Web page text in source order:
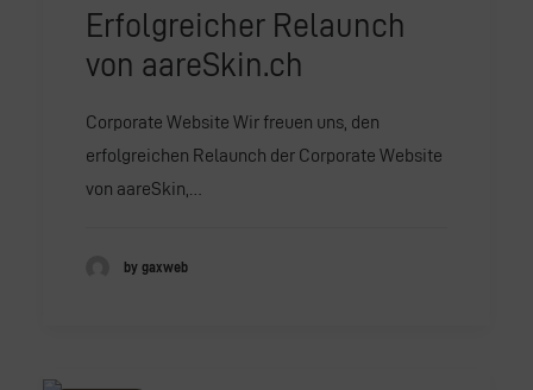
Erfolgreicher Relaunch
von aareSkin.ch
Corporate Website Wir freuen uns, den
erfolgreichen Relaunch der Corporate Website
von aareSkin,…
by gaxweb
This image is AI-generated or manipulated, disclosed under Article 50(4) of the EU AI Act.